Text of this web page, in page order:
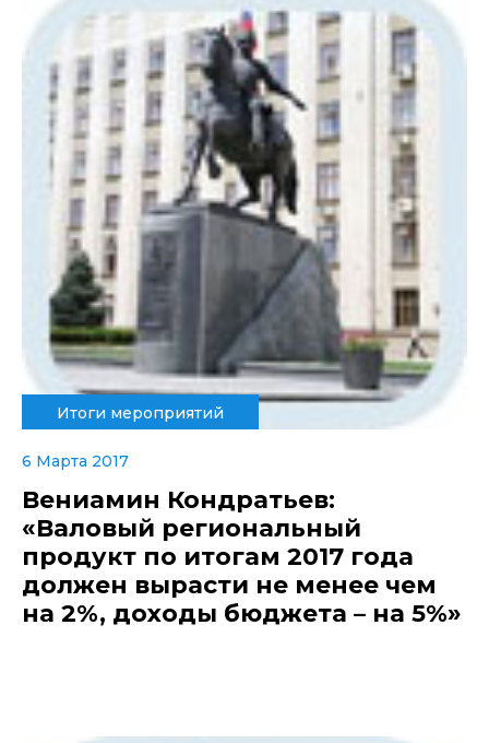
Итоги мероприятий
6 Марта 2017
Вениамин Кондратьев:
«Валовый региональный
продукт по итогам 2017 года
должен вырасти не менее чем
на 2%, доходы бюджета – на 5%»